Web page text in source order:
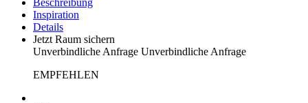
Inspiration
Details
Jetzt Raum sichern
Unverbindliche Anfrage Unverbindliche Anfrage
EMPFEHLEN